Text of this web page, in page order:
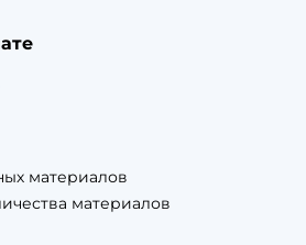
материалов
материалов